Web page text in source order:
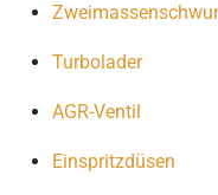
Turbolader
AGR-Ventil
Einspritzdüsen